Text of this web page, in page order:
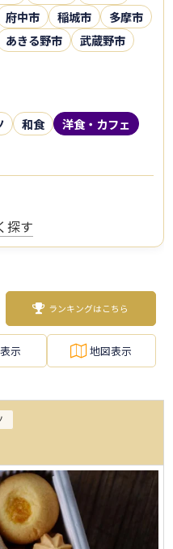
府中市 稲城市
多摩市
あきる野市
武蔵野市
和食
洋食・カフェ
探す
ランキングはこちら
示 地図表示